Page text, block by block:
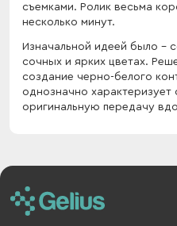
съемками. Ролик весьма
несколько минут.
Изначальной идеей было -
сочных и ярких цветах.
создание черно-белого
однозначно характеризует
оригинальную передачу